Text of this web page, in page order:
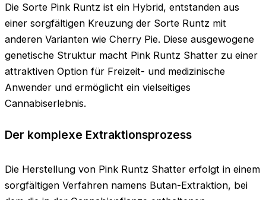
Die Sorte Pink Runtz ist ein Hybrid, entstanden aus
einer sorgfältigen Kreuzung der Sorte Runtz mit
anderen Varianten wie Cherry Pie. Diese ausgewogene
genetische Struktur macht Pink Runtz Shatter zu einer
attraktiven Option für Freizeit- und medizinische
Anwender und ermöglicht ein vielseitiges
Cannabiserlebnis.
Der komplexe Extraktionsprozess
Die Herstellung von Pink Runtz Shatter erfolgt in einem
sorgfältigen Verfahren namens Butan-Extraktion, bei